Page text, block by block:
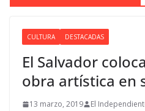
CULTURA DESTACADAS
El Salvador
obra artística en
13 marzo, 2019 El